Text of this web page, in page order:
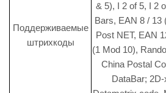
Поддерживаемые
штрихкоды
& 5), I 2 of 5, I 2
Bars, EAN 8 / 13
Post NET, EAN
(1 Mod 10),
China Postal
DataBar;